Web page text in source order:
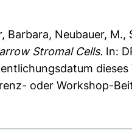
Barbara, Neubauer, M.,
Stromal Cells. In:
oder Workshop-